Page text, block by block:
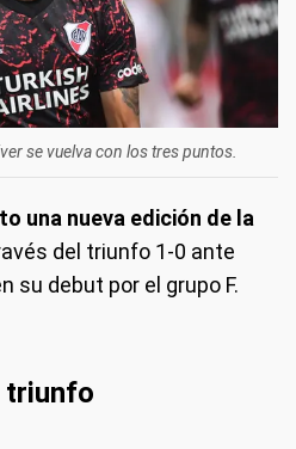
se vuelva con los tres puntos.
una nueva edición de la
del triunfo 1-0 ante
su debut por el grupo F.
triunfo